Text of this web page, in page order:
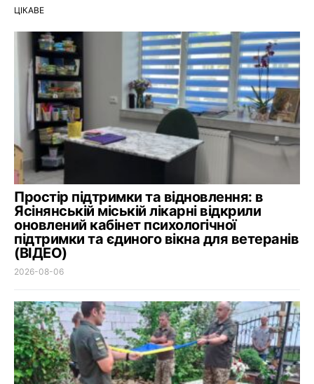
ЦІКАВЕ
Простір підтримки та відновлення: в
Ясінянській міській лікарні відкрили
оновлений кабінет психологічної
підтримки та єдиного вікна для ветеранів
(ВІДЕО)
2026-08-06